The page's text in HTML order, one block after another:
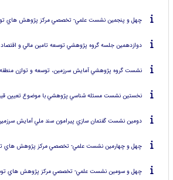
چهل و پنجمين نشست علمي- تخصصي مركز پژوهش هاي
دوازدهمين جلسه گروه پژوهشي توسعه تامين مالي و اقتصاد
نشست گروه پژوهشي آمايش سرزمين، توسعه و توازن
نخستين نشست مسئله شناسي پژوهشي با موضوع تعيين
دومين نشست گفتمان سازي پيرامون سند ملي آمايش
چهل و چهارمين نشست علمي- تخصصي مركز پژوهش هاي
چهل و سومين نشست علمي- تخصصي مركز پژوهش هاي